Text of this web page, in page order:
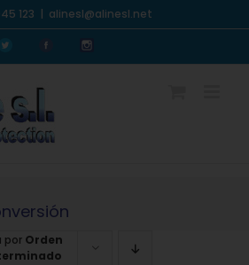
123 | alinesl@alinesl.net
PersonalizadoPersonalizadoPersonalizado
por Orden